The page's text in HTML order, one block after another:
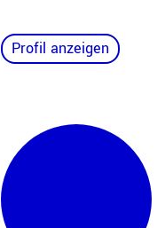
Profil anzeigen